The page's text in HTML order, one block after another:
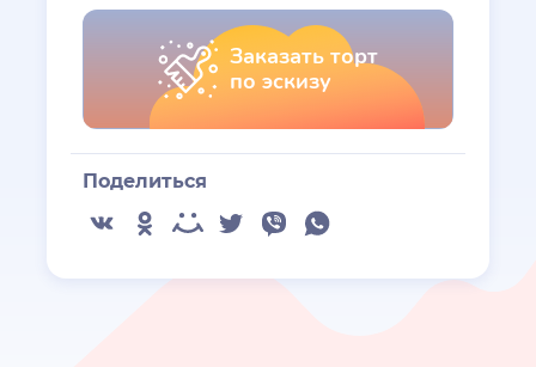
Заказать торт
по эскизу
Поделиться